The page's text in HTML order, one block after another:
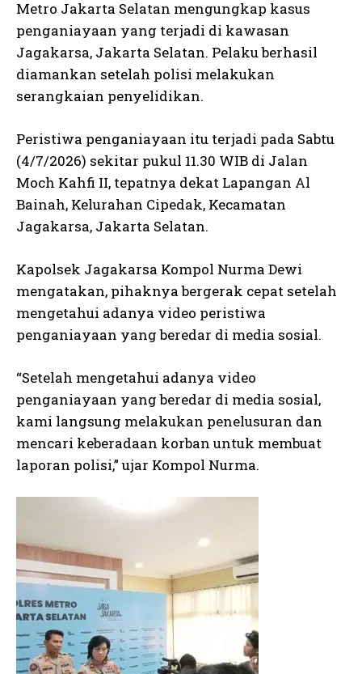
Metro Jakarta Selatan mengungkap kasus
penganiayaan yang terjadi di kawasan
Jagakarsa, Jakarta Selatan. Pelaku berhasil
diamankan setelah polisi melakukan
serangkaian penyelidikan.
Peristiwa penganiayaan itu terjadi pada Sabtu
(4/7/2026) sekitar pukul 11.30 WIB di Jalan
Moch Kahfi II, tepatnya dekat Lapangan Al
Bainah, Kelurahan Cipedak, Kecamatan
Jagakarsa, Jakarta Selatan.
Kapolsek Jagakarsa Kompol Nurma Dewi
mengatakan, pihaknya bergerak cepat setelah
mengetahui adanya video peristiwa
penganiayaan yang beredar di media sosial.
“Setelah mengetahui adanya video
penganiayaan yang beredar di media sosial,
kami langsung melakukan penelusuran dan
mencari keberadaan korban untuk membuat
laporan polisi,” ujar Kompol Nurma.